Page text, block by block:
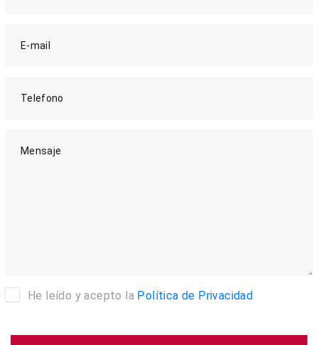
E-mail
Telefono
Mensaje
He leído y acepto la Política de Privacidad